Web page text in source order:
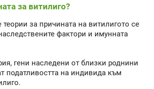
за витилиго?
теории за причината на витилигото се
фактори и имунната
гени наследени от близки роднини
податливостта на индивида към